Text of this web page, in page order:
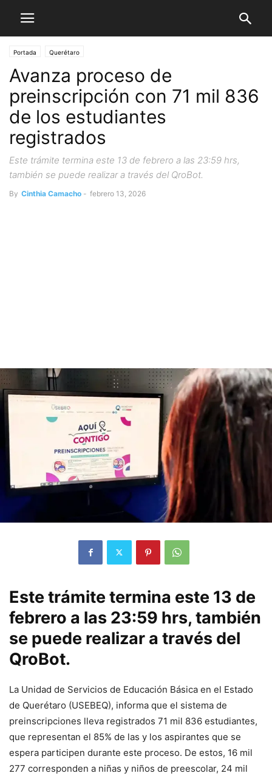
Portada Querétaro
Avanza proceso de
preinscripción con 71 mil 836
de los estudiantes
registrados
Este trámite termina este 13 de febrero a las 23:59 hrs,
también se puede realizar a través del QroBot.
By Cinthia Camacho - febrero 13, 2026
Este trámite termina este 13 de
febrero a las 23:59 hrs, también
se puede realizar a través del
QroBot.
La Unidad de Servicios de Educación Básica en el Estado
de Querétaro (USEBEQ), informa que el sistema de
preinscripciones lleva registrados 71 mil 836 estudiantes,
que representan el 85% de las y los aspirantes que se
espera participen durante este proceso. De estos, 16 mil
277 corresponden a niñas y niños de preescolar, 24 mil